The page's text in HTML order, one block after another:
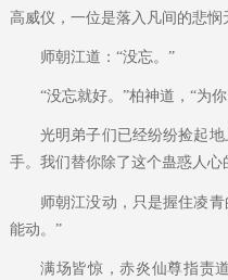
高威仪，一位是落入凡间的悲悯
师朝江道：“没忘。”
“没忘就好。”柏神道，“为
光明弟子们已经纷纷捡起
手。我们替你除了这个蛊惑人心
师朝江没动，只是握住凌
能动。”
满场皆惊，赤炎仙尊指责